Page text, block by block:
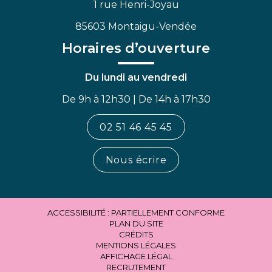
1 rue Henri-Joyau
85603 Montaigu-Vendée
Horaires d’ouverture
Du lundi au vendredi
De 9h à 12h30 | De 14h à 17h30
02 51 46 45 45
Nous écrire
ACCESSIBILITÉ : PARTIELLEMENT CONFORME
PLAN DU SITE
CRÉDITS
MENTIONS LÉGALES
AFFICHAGE LÉGAL
RECRUTEMENT